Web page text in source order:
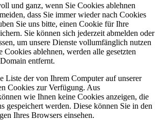
und ganz, wenn Sie Cookies ablehnen
dass Sie immer wieder nach Cookies
Sie uns bitte, einen Cookie für Ihre
Sie können sich jederzeit abmelden oder
um unsere Dienste vollumfänglich nutzen
Cookies ablehnen, werden alle gesetzten
entfernt.
Liste der von Ihrem Computer auf unserer
Cookies zur Verfügung. Aus
wie Ihnen keine Cookies anzeigen, die
gespeichert werden. Diese können Sie in den
Ihres Browsers einsehen.